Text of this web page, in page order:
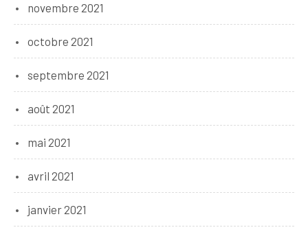
novembre 2021
octobre 2021
septembre 2021
août 2021
mai 2021
avril 2021
janvier 2021